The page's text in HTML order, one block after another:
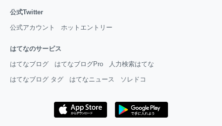
公式Twitter
公式アカウント ホットエントリー
はてなのサービス
はてなブログ はてなブログPro 人力検索はてな
はてなブログ タグ はてなニュース ソレドコ